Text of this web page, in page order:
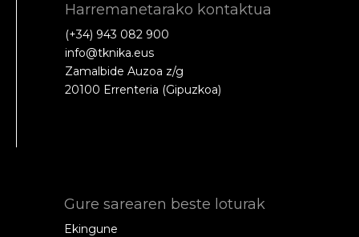
Harremanetarako kontaktua
(+34) 943 082 900
info@tknika.eus
Zamalbide Auzoa z/g
20100 Errenteria (Gipuzkoa)
Gure sarearen beste loturak
Ekingune